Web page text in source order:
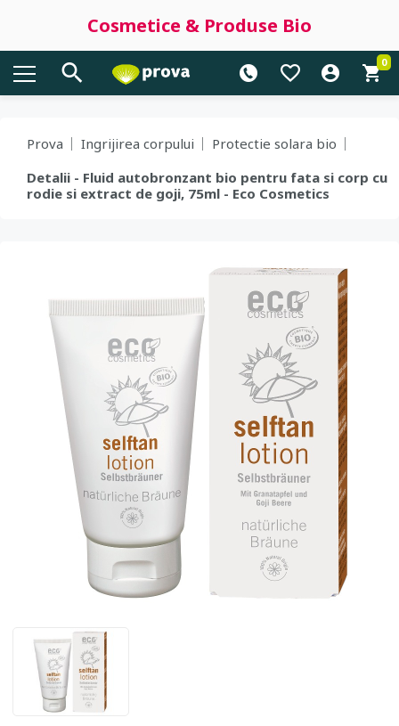
Cosmetice & Produse Bio
0
Prova Ingrijirea corpului
Protectie solara bio
Detalii - Fluid autobronzant bio pentru fata si corp cu
rodie si extract de goji, 75ml - Eco Cosmetics